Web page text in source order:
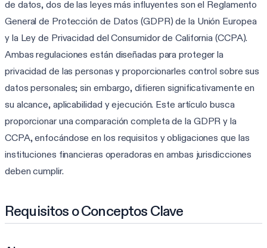
de datos, dos de las leyes más influyentes son el Reglamento
General de Protección de Datos (GDPR) de la Unión Europea
y la Ley de Privacidad del Consumidor de California (CCPA).
Ambas regulaciones están diseñadas para proteger la
privacidad de las personas y proporcionarles control sobre sus
datos personales; sin embargo, difieren significativamente en
su alcance, aplicabilidad y ejecución. Este artículo busca
proporcionar una comparación completa de la GDPR y la
CCPA, enfocándose en los requisitos y obligaciones que las
instituciones financieras operadoras en ambas jurisdicciones
deben cumplir.
Requisitos o Conceptos Clave